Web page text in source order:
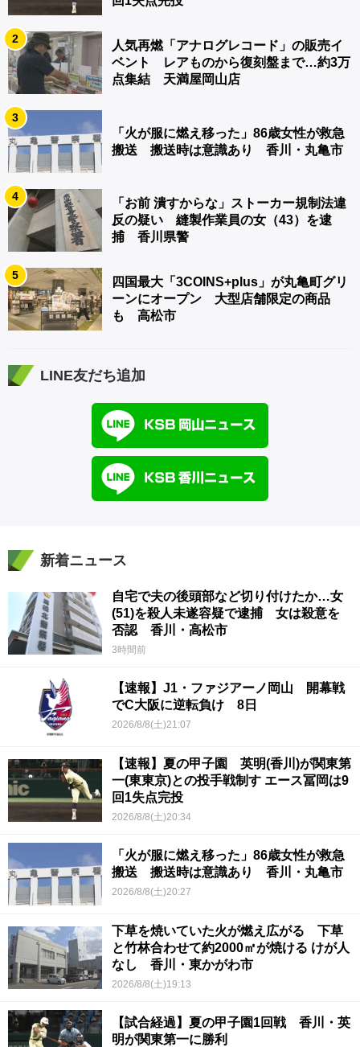
2
人気再燃「アナログレコード」の販売イ
ベント レアものから復刻盤まで…約3万
点集結 天満屋岡山店
3
「火が服に燃え移った」86歳女性が救急
搬送 搬送時は意識あり 香川・丸亀市
4
「お前 潰すからな」ストーカー規制法違
反の疑い 縫製作業員の女（43）を逮
捕 香川県警
5
四国最大「3COINS+plus」が丸亀町グリ
ーンにオープン 大型店舗限定の商品
も 高松市
LINE友だち追加
新着ニュース
自宅で夫の後頭部など切り付けたか…女
(51)を殺人未遂容疑で逮捕 女は殺意を
否認 香川・高松市
3時間前
【速報】J1・ファジアーノ岡山 開幕戦
でC大阪に逆転負け 8日
2026/8/8(土)21:07
【速報】夏の甲子園 英明(香川)が関東第
一(東東京)との投手戦制す エース冨岡は9
回1失点完投
2026/8/8(土)20:34
「火が服に燃え移った」86歳女性が救急
搬送 搬送時は意識あり 香川・丸亀市
2026/8/8(土)20:27
下草を焼いていた火が燃え広がる 下草
と竹林合わせて約2000㎡が焼ける けが人
なし 香川・東かがわ市
2026/8/8(土)19:13
【試合経過】夏の甲子園1回戦 香川・英
明が関東第一に勝利